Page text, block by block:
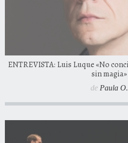
ENTREVISTA: Luis Luque «No
sin magia»
de Paula O.